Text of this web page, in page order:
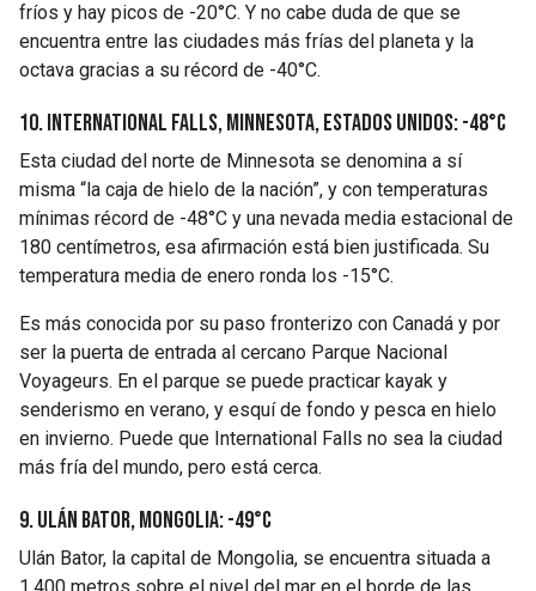
fríos y hay picos de -20°C. Y no cabe duda de que se
encuentra entre las ciudades más frías del planeta y la
octava gracias a su récord de -40°C.
10. International Falls, Minnesota, Estados Unidos: -48°C
Esta ciudad del norte de Minnesota se denomina a sí
misma “la caja de hielo de la nación”, y con temperaturas
mínimas récord de -48°C y una nevada media estacional de
180 centímetros, esa afirmación está bien justificada. Su
temperatura media de enero ronda los -15°C.
Es más conocida por su paso fronterizo con Canadá y por
ser la puerta de entrada al cercano Parque Nacional
Voyageurs. En el parque se puede practicar kayak y
senderismo en verano, y esquí de fondo y pesca en hielo
en invierno. Puede que International Falls no sea la ciudad
más fría del mundo, pero está cerca.
9. Ulán Bator, Mongolia: -49°C
Ulán Bator, la capital de Mongolia, se encuentra situada a